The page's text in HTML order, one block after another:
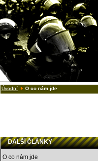
Úvodní O co nám jde
DALŠÍ ČLÁNKY
O co nám jde